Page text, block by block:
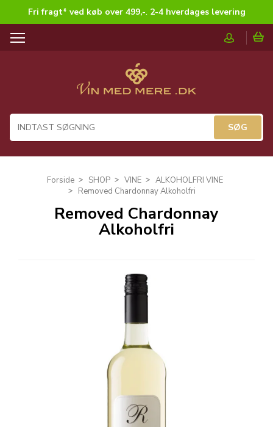
Fri fragt* ved køb over 499,-. 2-4 hverdages levering
T
a
i
Forside SHOP VINE
ALKOHOLFRI VINE
Removed Chardonnay Alkoholfri
Removed Chardonnay
Alkoholfri